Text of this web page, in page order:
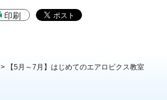
印刷
> 【5月～7月】はじめてのエアロビクス教室